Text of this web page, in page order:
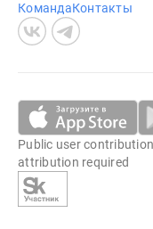
КомандаКонтакты
Public user
attribution required